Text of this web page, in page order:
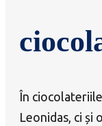
În
Leonidas, ci și